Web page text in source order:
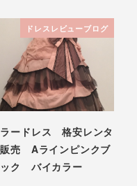
ドレスレビューブログ
ードレス 格安レンタ
売 Aラインピンクブ
ク バイカラー